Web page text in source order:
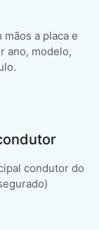
a placa e
ano, modelo,
condutor do